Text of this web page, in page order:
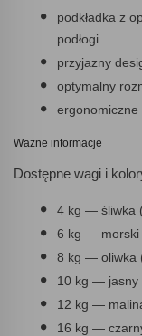
podkładka z
podłogi
przyjazny
optymalny
ergonomiczne
Ważne informacje
Dostępne wagi i
4 kg — śliwka
6 kg — morski
8 kg — oliwka
10 kg — jasny
12 kg —
16 kg —